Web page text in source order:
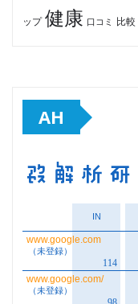
ップ 健康 口コミ 比較
AH